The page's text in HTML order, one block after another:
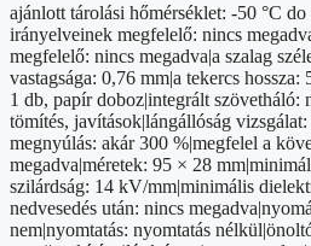
ajánlott tárolási hőmérséklet: -50 °C
irányelveinek megfelelő: nincs
megfelelő: nincs megadva|a szalag
vastagsága: 0,76 mm|a tekercs hossza:
1 db, papír doboz|integrált szövetháló:
tömítés, javítások|lángállóság
megnyúlás: akár 300 %|megfelel a
megadva|méretek: 95 × 28
szilárdság: 14 kV/mm|minimális
nedvesedés után: nincs
nem|nyomtatás: nyomtatás